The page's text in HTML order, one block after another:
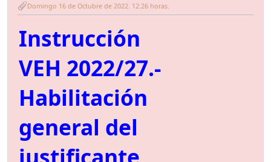
Domingo 16 de Octubre de 2022. 12:26 horas.
Instrucción
VEH 2022/27.-
Habilitación
general del